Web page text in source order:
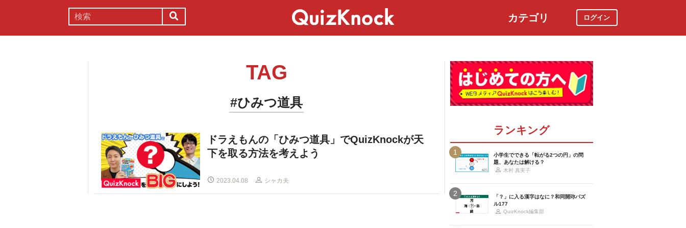
カテゴリ ログイン
TAG
#ひみつ道具
ドラえもんの「ひみつ道具」でQuizKnockが天
下を取る方法を考えよう
2023.04.08 シャカ夫
ランキング
1
小学生でできる「転がる2つの円」の問
題、あなたは解ける？
木村 真実子
2
「？」に入る漢字はなに？和同開珎パズ
ル177
QuizKnock編集部